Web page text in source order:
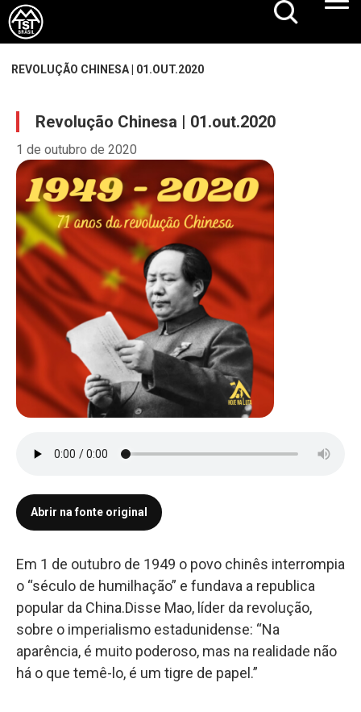
REVOLUÇÃO CHINESA | 01.OUT.2020
Revolução Chinesa | 01.out.2020
1 de outubro de 2020
Abrir na fonte original
Em 1 de outubro de 1949 o povo chinês interrompia
o “século de humilhação” e fundava a republica
popular da China.Disse Mao, líder da revolução,
sobre o imperialismo estadunidense: “Na
aparência, é muito poderoso, mas na realidade não
há o que temê-lo, é um tigre de papel.”